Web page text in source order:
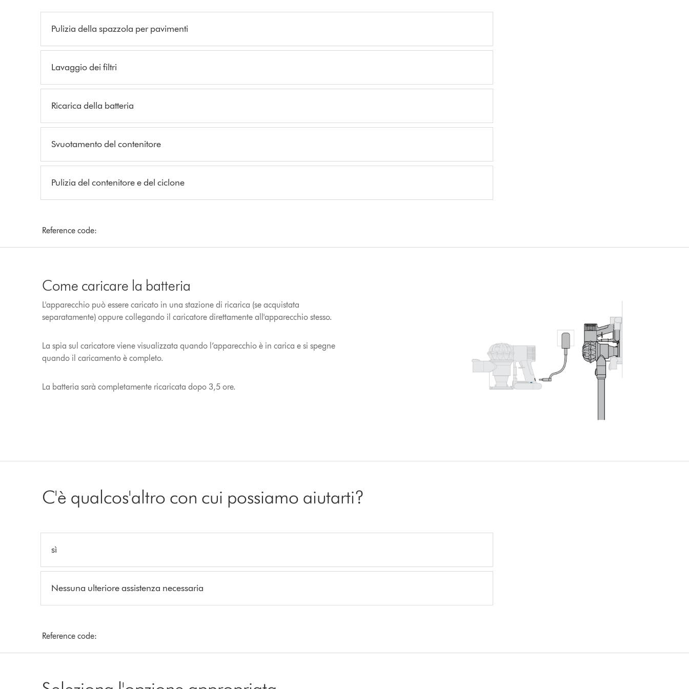
Pulizia della spazzola per pavimenti
Lavaggio dei filtri
Ricarica della batteria
Svuotamento del contenitore
Pulizia del contenitore e del ciclone
Reference code:
Come caricare la batteria
L'apparecchio può essere caricato in una stazione di ricarica (se acquistata
separatamente) oppure collegando il caricatore direttamente all'apparecchio stesso.
La spia sul caricatore viene visualizzata quando l’apparecchio è in carica e si spegne
quando il caricamento è completo.
La batteria sarà completamente ricaricata dopo 3,5 ore.
C'è qualcos'altro con cui possiamo aiutarti?
sì
Nessuna ulteriore assistenza necessaria
Reference code: